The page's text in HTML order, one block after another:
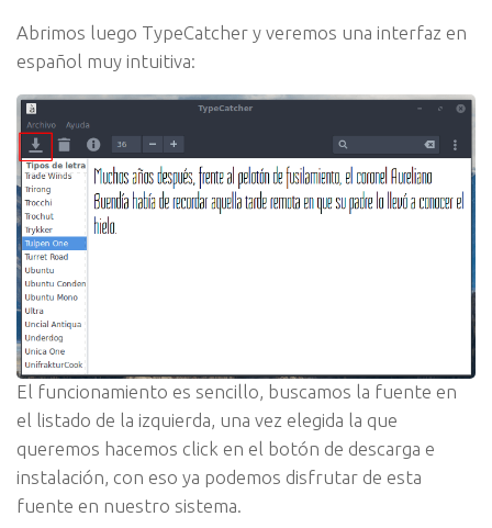
Abrimos luego TypeCatcher y veremos una interfaz en
español muy intuitiva:
El funcionamiento es sencillo, buscamos la fuente en
el listado de la izquierda, una vez elegida la que
queremos hacemos click en el botón de descarga e
instalación, con eso ya podemos disfrutar de esta
fuente en nuestro sistema.